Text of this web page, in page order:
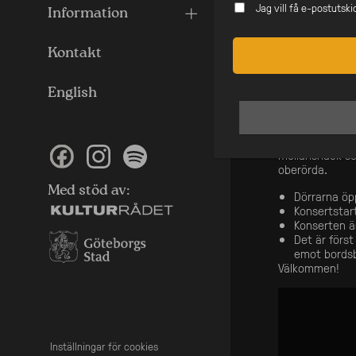
Information
Kontakt
English
Med stöd av:
Inställningar för cookies
kan som Cats
på
Sedan
över hundra
flesta halv-
surrealistisk
mellansnack
oberörda.
Dörrarna
Konserten
Det är
emot
Välkommen!
Jag vill få e-